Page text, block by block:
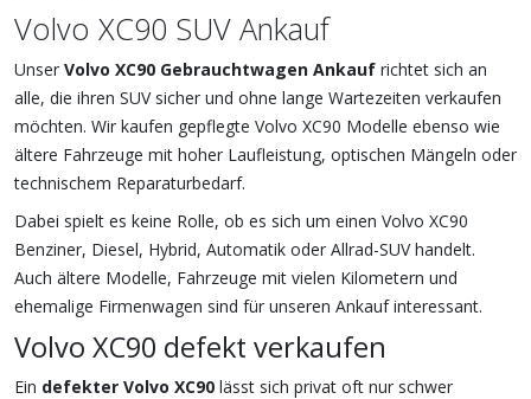
Volvo XC90 SUV Ankauf
Unser Volvo XC90 Gebrauchtwagen Ankauf richtet sich an
alle, die ihren SUV sicher und ohne lange Wartezeiten verkaufen
möchten. Wir kaufen gepflegte Volvo XC90 Modelle ebenso wie
ältere Fahrzeuge mit hoher Laufleistung, optischen Mängeln oder
technischem Reparaturbedarf.
Dabei spielt es keine Rolle, ob es sich um einen Volvo XC90
Benziner, Diesel, Hybrid, Automatik oder Allrad-SUV handelt.
Auch ältere Modelle, Fahrzeuge mit vielen Kilometern und
ehemalige Firmenwagen sind für unseren Ankauf interessant.
Volvo XC90 defekt verkaufen
Ein defekter Volvo XC90 lässt sich privat oft nur schwer